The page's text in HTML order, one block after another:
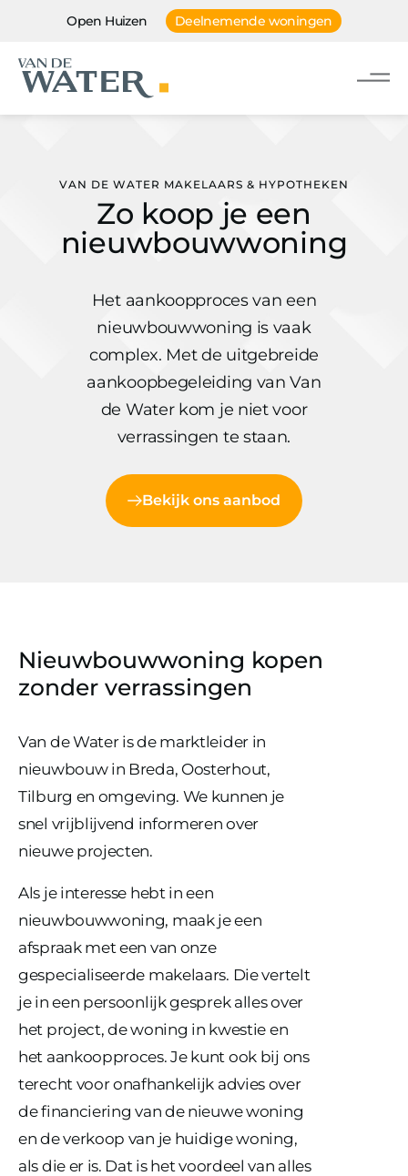
Open Huizen Deelnemende woningen
VAN DE WATER MAKELAARS & HYPOTHEKEN
Zo koop je een
nieuwbouwwoning
Het aankoopproces van een
nieuwbouwwoning is vaak
complex. Met de uitgebreide
aankoopbegeleiding van Van
de Water kom je niet voor
verrassingen te staan.
Bekijk ons aanbod
Nieuwbouwwoning kopen
zonder verrassingen
Van de Water is de marktleider in
nieuwbouw in Breda, Oosterhout,
Tilburg en omgeving. We kunnen je
snel vrijblijvend informeren over
nieuwe projecten.
Als je interesse hebt in een
nieuwbouwwoning, maak je een
afspraak met een van onze
gespecialiseerde makelaars. Die vertelt
je in een persoonlijk gesprek alles over
het project, de woning in kwestie en
het aankoopproces. Je kunt ook bij ons
terecht voor onafhankelijk advies over
de financiering van de nieuwe woning
en de verkoop van je huidige woning,
als die er is. Dat is het voordeel van alles